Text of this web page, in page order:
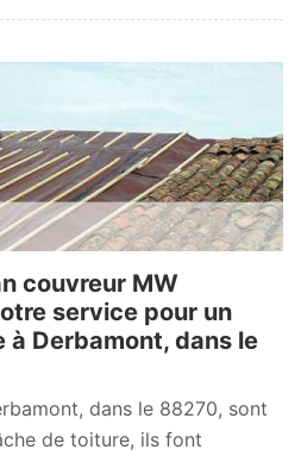
couvreur MW
service pour un
Derbamont, dans le
dans le 88270, sont
de toiture, ils font